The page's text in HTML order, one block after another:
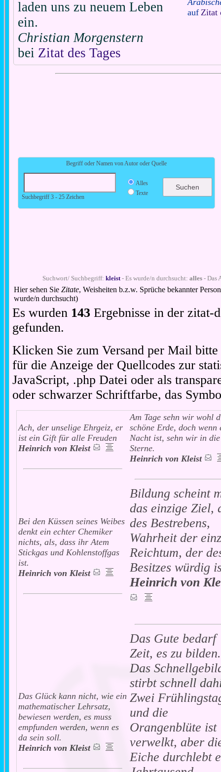
laden uns zu neuem Leben
ein.
Christian Morgenstern
bei Zitat des Tages
auf Zitat
Begriff oder Namen von Autor oder Quelle
Suchbegriff 3 - 25 Zeichen
Alles
Texte
Suchwort/ Suchbegriff:kleist- Es wurde/n durchsucht:alles - Das
Hier sehen SieZitate, Weisheiten b.z.w. Sprüche bekannter
wurde/n durchsucht)
Es wurden 143 Ergebnisse in der zitat-
gefunden.
Klicken Sie zum Versand per Mail
für die Anzeige der Quellcodes zur
JavaScript, .php Datei oder als
oder schwarzer Schriftfarbe, das
Ach, der unselige Ehrgeiz, er
ist ein Gift für alle Freuden
Heinrich von Kleist
Am Tage sehn wir wohl
schöne Erde, doch wenn
Nacht ist, sehn wir in die
Sterne.
Heinrich von Kleist
Bei den Küssen seines Weibes
denkt ein echter Chemiker
nichts, als, dass ihr Atem
Stickgas und Kohlenstoffgas
ist.
Heinrich von Kleist
Bildung scheint
das einzige Ziel,
des Bestrebens,
Wahrheit der
Reichtum, der
Besitzes würdig
Heinrich von
Das Glück kann nicht, wie ein
mathematischer Lehrsatz,
bewiesen werden, es muss
empfunden werden, wenn es
da sein soll.
Heinrich von Kleist
Das Gute bedarf
Zeit, es zu bilden.
Das
stirbt schnell
Zwei
und die
Orangenblüte ist
verwelkt, aber
Eiche durchlebt